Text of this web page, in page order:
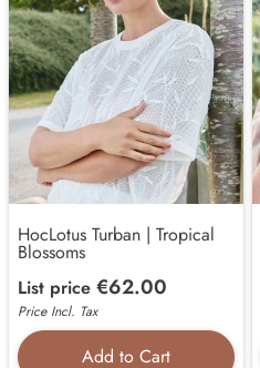
HocLotus Turban | Tropical
Blossoms
List price €62.00
Price Incl. Tax
Add to Cart